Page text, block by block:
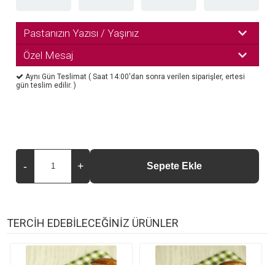
Pastanızın Yazısı / Yaşınız
Özel Mesaj
Aynı Gün Teslimat ( Saat 14:00'dan sonra verilen siparişler, ertesi
gün teslim edilir. )
TERCİH EDEBİLECEĞİNİZ ÜRÜNLER